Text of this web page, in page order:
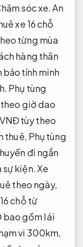
sóc xe.An
xe 16 chỗ
từng mùa
hàng thân
bảo tính minh
Phụ tùng
theo giờ dao
tùy theo
thuê, Phụ tùng
đi ngắn
sự kiện.Xe
theo ngày,
chỗ từ
gồm lái
vi 300km,